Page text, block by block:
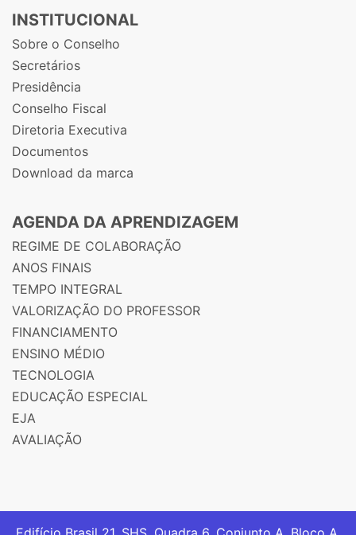
INSTITUCIONAL
Sobre o Conselho
Secretários
Presidência
Conselho Fiscal
Diretoria Executiva
Documentos
Download da marca
AGENDA DA APRENDIZAGEM
REGIME DE COLABORAÇÃO
ANOS FINAIS
TEMPO INTEGRAL
VALORIZAÇÃO DO PROFESSOR
FINANCIAMENTO
ENSINO MÉDIO
TECNOLOGIA
EDUCAÇÃO ESPECIAL
EJA
AVALIAÇÃO